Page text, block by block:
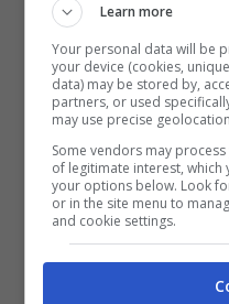
Learn more
Your personal data will be
your device (cookies,
data) may be stored by,
partners, or used
may use precise
Some vendors may
of legitimate interest,
your options below. Look
or in the site menu to
and cookie settings.